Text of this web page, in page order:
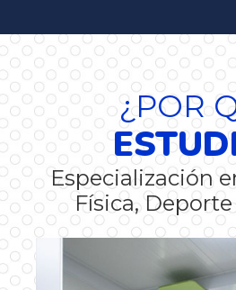
¿POR
Especialización
Física,